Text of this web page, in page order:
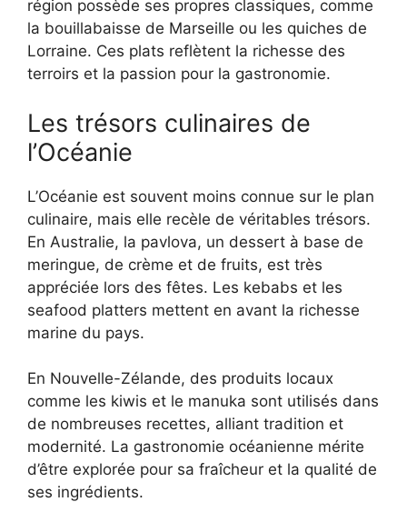
région possède ses propres classiques, comme
la bouillabaisse de Marseille ou les quiches de
Lorraine. Ces plats reflètent la richesse des
terroirs et la passion pour la gastronomie.
Les trésors culinaires de
l’Océanie
L’Océanie est souvent moins connue sur le plan
culinaire, mais elle recèle de véritables trésors.
En Australie, la pavlova, un dessert à base de
meringue, de crème et de fruits, est très
appréciée lors des fêtes. Les kebabs et les
seafood platters mettent en avant la richesse
marine du pays.
En Nouvelle-Zélande, des produits locaux
comme les kiwis et le manuka sont utilisés dans
de nombreuses recettes, alliant tradition et
modernité. La gastronomie océanienne mérite
d’être explorée pour sa fraîcheur et la qualité de
ses ingrédients.